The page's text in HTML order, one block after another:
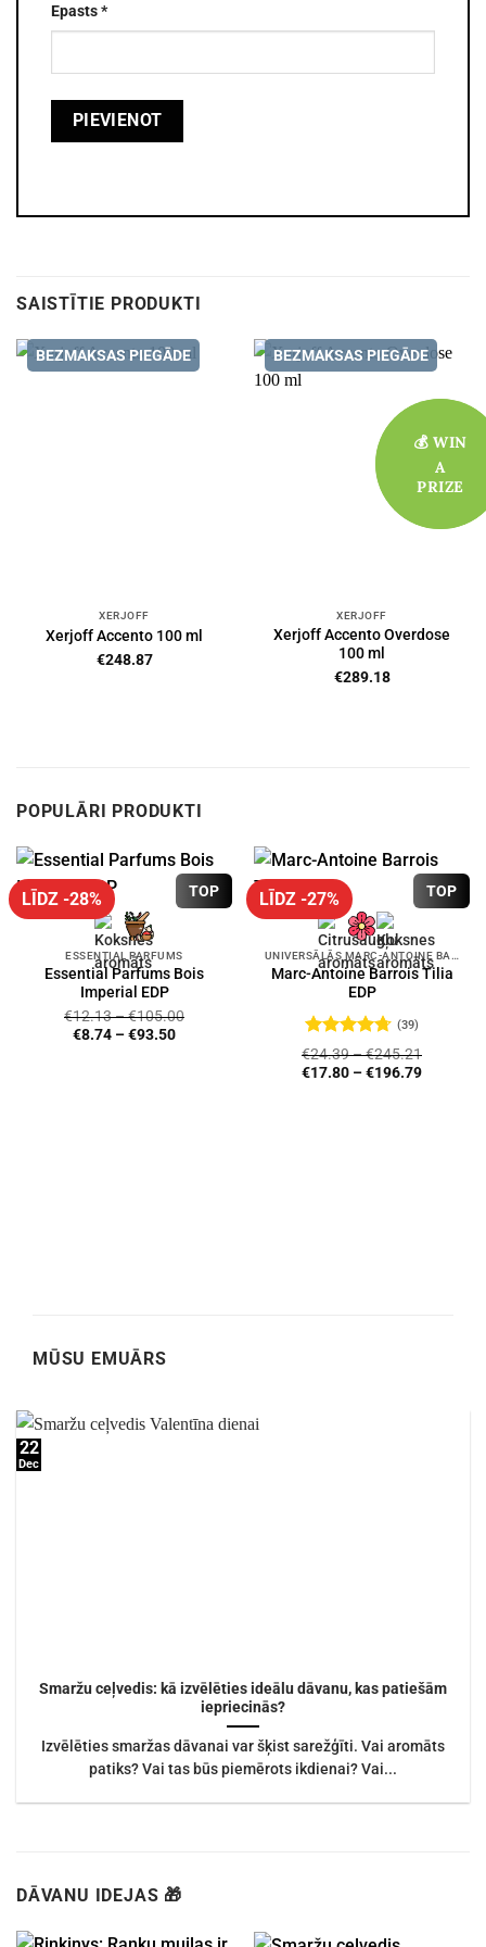
Epasts*
SAISTĪTIE PRODUKTI
BEZMAKSAS PIEGĀDE
XERJOFF
Xerjoff Accento 100 ml
€248.87
BEZMAKSAS PIEGĀDE
XERJOFF
Xerjoff Accento Overdose
100 ml
€289.18
POPULĀRI PRODUKTI
TOP
LĪDZ -28%
ESSENTIAL PARFUMS
Essential Parfums Bois
Imperial EDP
€12.13–€105.00
€8.74 –€93.50
TOP
LĪDZ -27%
UNIVERSĀLĀS MARC-ANTOINE BARROIS SMARŽAS
Marc-Antoine Barrois Tilia
EDP
Novērtēts
ar4.72
no
(39)
€24.39–€245.21
€17.80 –€196.79
MŪSU EMUĀRS
Smaržu ceļvedis: kā izvēlēties ideālu dāvanu, kas patiešām
iepriecinās?
Izvēlēties smaržas dāvanai var šķist sarežģīti. Vai aromāts
patiks? Vai tas būs piemērots ikdienai? Vai...
22
Dec
DĀVANU IDEJAS 🎁
💰 WIN
A
PRIZE
💰 WIN
A
PRIZE